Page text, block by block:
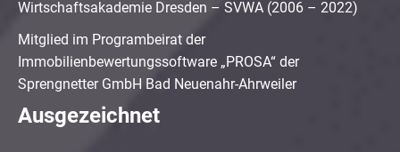
Wirtschaftsakademie Dresden – SVWA (2006 – 2022)
Mitglied im Programbeirat der
Immobilienbewertungssoftware „PROSA“ der
Sprengnetter GmbH Bad Neuenahr-Ahrweiler
Ausgezeichnet